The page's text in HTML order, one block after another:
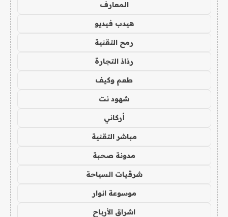
المعارف
هيدب فيديو
رمح التقنية
رذاذ التجارة
طعم وكيف
شهود نت
أركاني
مباشر التقنية
مدونة صحبة
شرقيات السياحة
موسوعة انوار
اشراق الأرباح